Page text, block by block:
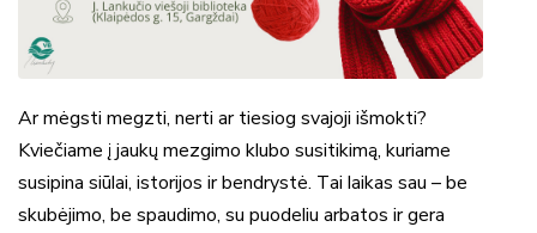
Ar mėgsti megzti, nerti ar tiesiog svajoji išmokti?
Kviečiame į jaukų mezgimo klubo susitikimą, kuriame
susipina siūlai, istorijos ir bendrystė. Tai laikas sau – be
skubėjimo, be spaudimo, su puodeliu arbatos ir gera